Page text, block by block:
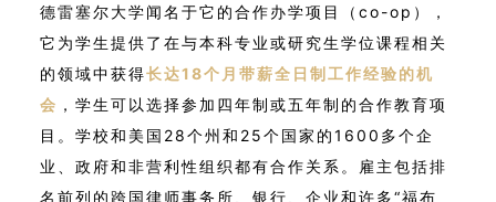
德雷塞尔大学闻名于它的合作办学项目（co-op），
它为学生提供了在与本科专业或研究生学位课程相关
的领域中获得长达18个月带薪全日制工作经验的机
会 ，学生可以选择参加四年制或五年制的合作教育项
目。学校和美国28个州和25个国家的1600多个企
业、政府和非营利性组织都有合作关系。雇主包括排
名前列的跨国律师事务所、银行、企业和许多“福布